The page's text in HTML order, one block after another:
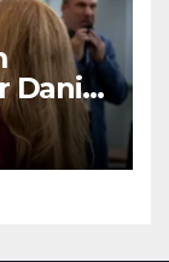
Daniel